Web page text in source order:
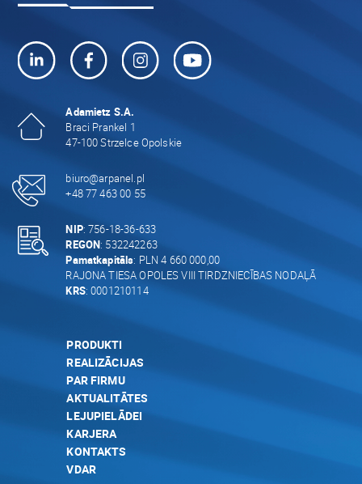
Adamietz S.A.
Braci Prankel 1
47-100 Strzelce Opolskie
biuro@arpanel.pl
+48 77 463 00 55
NIP: 756-18-36-633
REGON: 532242263
Pamatkapitāls: PLN 4 660 000,00
RAJONA TIESA OPOLES VIII TIRDZNIECĪBAS NODAĻĀ
KRS: 0001210114
PRODUKTI
REALIZĀCIJAS
PAR FIRMU
AKTUALITĀTES
LEJUPIELĀDEI
KARJERA
KONTAKTS
VDAR